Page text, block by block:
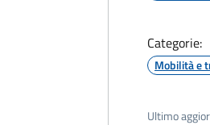
Categorie:
Mobilità e
Ultimo